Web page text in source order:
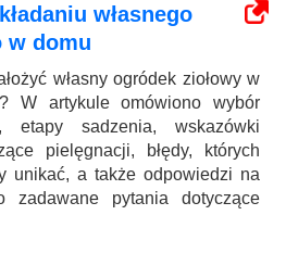
własnego
w domu
własny ogródek ziołowy w
W artykule omówiono wybór
etapy sadzenia, wskazówki
pielęgnacji, błędy, których
unikać, a także odpowiedzi na
zadawane pytania dotyczące